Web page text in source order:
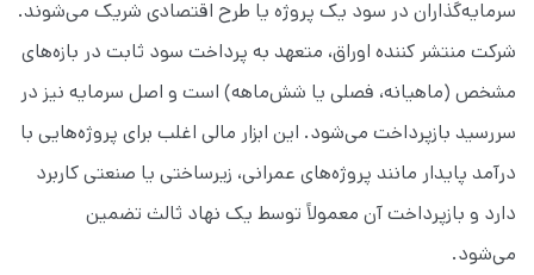
سرمایه‌گذاران در سود یک پروژه یا طرح اقتصادی شریک می‌شوند.
شرکت منتشر کننده اوراق، متعهد به پرداخت سود ثابت در بازه‌های
مشخص (ماهیانه، فصلی یا شش‌ماهه) است و اصل سرمایه نیز در
سررسید بازپرداخت می‌شود. این ابزار مالی اغلب برای پروژه‌هایی با
درآمد پایدار مانند پروژه‌های عمرانی، زیرساختی یا صنعتی کاربرد
دارد و بازپرداخت آن معمولاً توسط یک نهاد ثالث تضمین
می‌شود.